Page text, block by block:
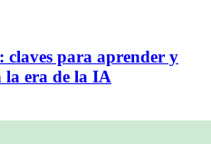
claves para aprender y
la era de la IA